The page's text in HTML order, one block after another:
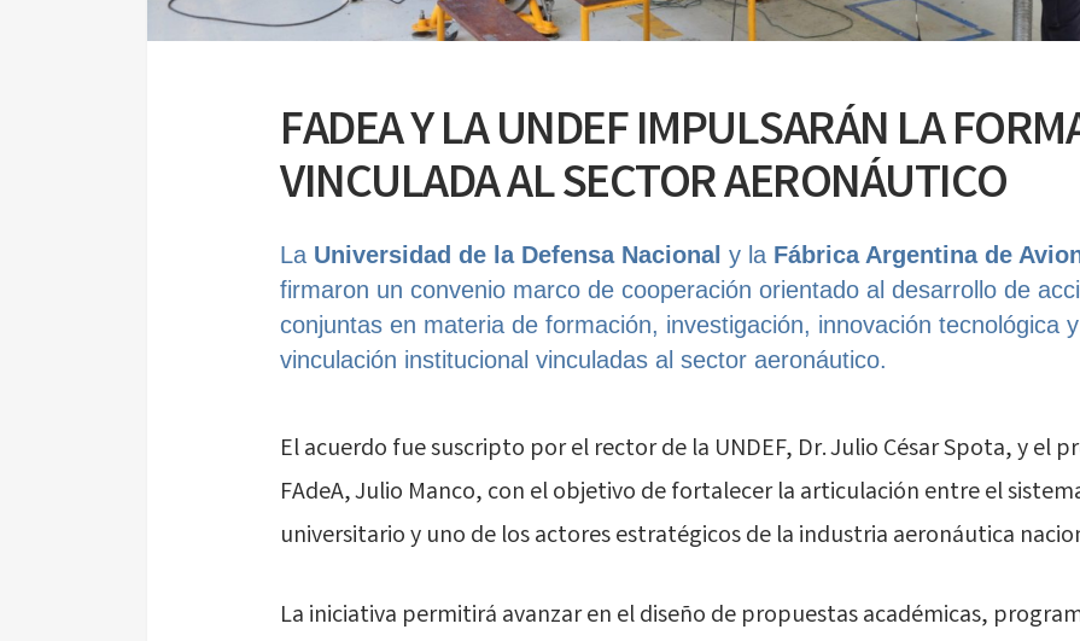
FADEA Y LA UNDEF IMPULSARÁN LA
VINCULADA AL SECTOR AERONÁUTICO
La Universidad de la Defensa Nacional y la Fábrica Argentina de
firmaron un convenio marco de cooperación orientado al desarrollo de
conjuntas en materia de formación, investigación, innovación tecnológica y
vinculación institucional vinculadas al sector aeronáutico.
El acuerdo fue suscripto por el rector de la UNDEF, Dr.Julio César Spota, y el
FAdeA,Julio Manco, con el objetivo de fortalecer la articulación entre el
universitario y uno de los actores estratégicos de la industria aeronáutica
La iniciativa permitirá avanzar en el diseño de propuestas académicas,